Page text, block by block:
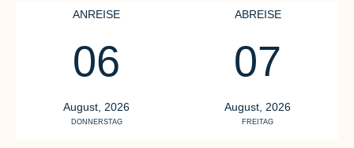
ANREISE
06
August, 2026
DONNERSTAG
ABREISE
07
August, 2026
FREITAG